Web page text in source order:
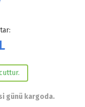
günü kargoda.